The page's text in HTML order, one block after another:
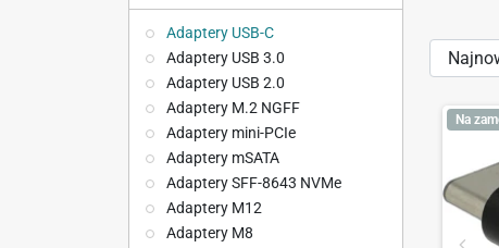
Adaptery USB-C
Adaptery USB 3.0
Adaptery USB 2.0
Adaptery M.2 NGFF
Adaptery mini-PCIe
Adaptery mSATA
Adaptery SFF-8643 NVMe
Adaptery M12
Adaptery M8
Sort
Na